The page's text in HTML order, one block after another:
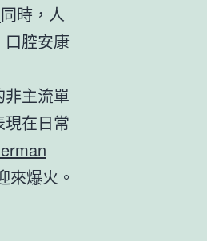
同時，人
口腔安康
主流單
在日常
來爆火。